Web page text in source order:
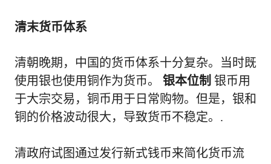
清末货币体系
清朝晚期，中国的货币体系十分复杂。当时既
使用银也使用铜作为货币。 银本位制 银币用
于大宗交易，铜币用于日常购物。但是，银和
铜的价格波动很大，导致货币不稳定。.
清政府试图通过发行新式钱币来简化货币流